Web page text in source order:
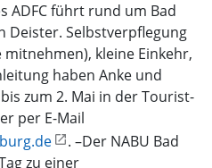
ADFC führt rund um Bad
Deister. Selbstverpflegung
kleine Einkehr,
haben Anke und
zum 2. Mai in der Tourist-
per E-Mail
. –Der NABU Bad
zu einer